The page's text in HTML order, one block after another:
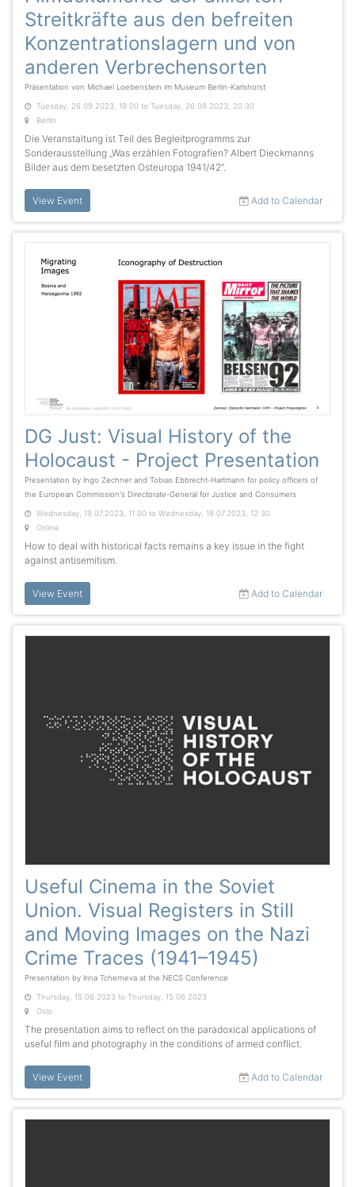
Streitkräfte aus den befreiten
Konzentrationslagern und von
anderen Verbrechensorten
Präsentation von Michael Loebenstein im Museum Berlin-Karlshorst
Tuesday, 26.09.2023, 19:00 to Tuesday, 26.09.2023, 20:30
Berlin
Die Veranstaltung ist Teil des Begleitprogramms zur
Sonderausstellung „Was erzählen Fotografien? Albert Dieckmanns
Bilder aus dem besetzten Osteuropa 1941/42“.
View Event Add to Calendar
DG Just: Visual History of the
Holocaust - Project Presentation
Presentation by Ingo Zechner and Tobias Ebbrecht-Hartmann for policy officers of
the European Commission's Directorate-General for Justice and Consumers
Wednesday, 19.07.2023, 11:00 to Wednesday, 19.07.2023, 12:30
Online
How to deal with historical facts remains a key issue in the fight
against antisemitism.
View Event Add to Calendar
Useful Cinema in the Soviet
Union. Visual Registers in Still
and Moving Images on the Nazi
Crime Traces (1941–1945)
Presentation by Irina Tcherneva at the NECS Conference
Thursday, 15.06.2023 to Thursday, 15.06.2023
Oslo
The presentation aims to reflect on the paradoxical applications of
useful film and photography in the conditions of armed conflict.
View Event Add to Calendar